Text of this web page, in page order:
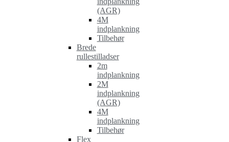
(AGR)
4M
indplankning
Tilbehør
Brede
rullestilladser
2m
indplankning
2M
indplankning
(AGR)
4M
indplankning
Tilbehør
Flex